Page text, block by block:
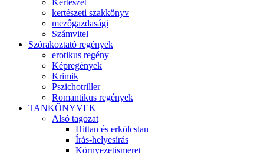
Kertészet
kertészeti szakkönyv
mezőgazdasági
Számvitel
Szórakoztató regények
erotikus regény
Képregények
Krimik
Pszichotriller
Romantikus regények
TANKÖNYVEK
Alsó tagozat
Hittan és erkölcstan
Írás-helyesírás
Környezetismeret